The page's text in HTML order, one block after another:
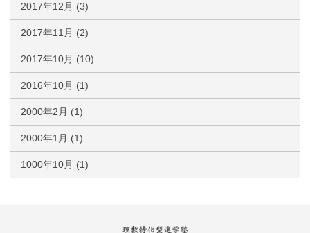
2017年12月 (3)
2017年11月 (2)
2017年10月 (10)
2016年10月 (1)
2000年2月 (1)
2000年1月 (1)
1000年10月 (1)